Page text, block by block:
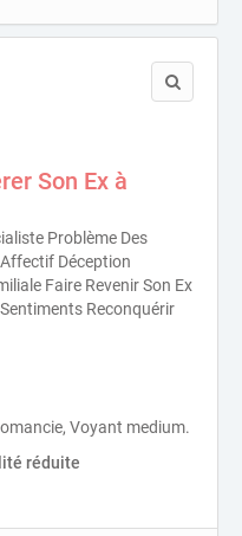
Son Ex à
Problème Des
Déception
Faire Revenir Son Ex
Reconquérir
Voyant medium.
réduite